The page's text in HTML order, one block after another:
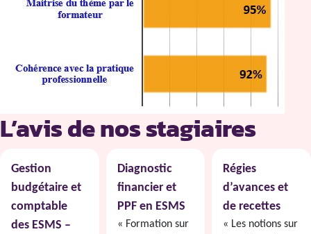
L’avis de nos stagiaires
Gestion
budgétaire et
comptable
des ESMS –
Diagnostic
financier et
PPF en ESMS
« Formation sur
Régies
d’avances et
de recettes
« Les notions sur